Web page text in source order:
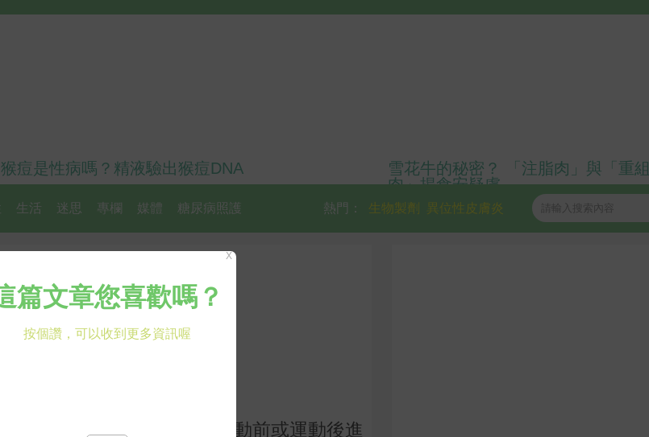
猴痘是性病嗎？精液驗出猴痘DNA
雪花牛的秘密？ 「注脂肉」與「重
肉」揭食安疑慮
生活 迷思 專欄 媒體 糖尿病照護 異位性皮膚炎
生物製劑
熱門：
反傷身，得不償失！
可或缺的。但對於「應該運動前或運動後進
X